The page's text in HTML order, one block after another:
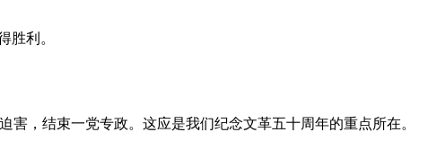
胜利。
，结束一党专政。这应是我们纪念文革五十周年的重点所在。